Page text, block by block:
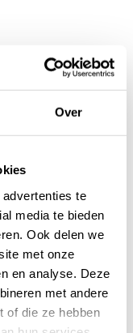
Over
te
media te bieden
Ook delen we
met onze
en analyse. Deze
met andere
of die ze hebben